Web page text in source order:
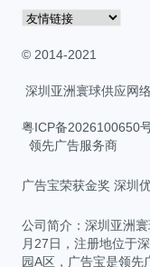
© 2014-2021
深圳亚洲寰球供应网
粤ICP备2026100650
领先广告服务商
广告宝荣获金奖 深圳
公司简介：深圳亚洲
月27日，注册地位于
园A区，广告宝是领